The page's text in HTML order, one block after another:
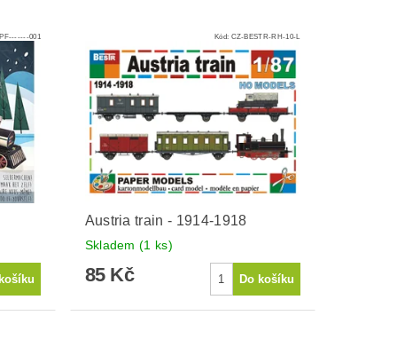
001 Kód: CZ-BESTR-RH-10-L
Austria train - 1914-1918
Skladem(1 ks)
85 Kč